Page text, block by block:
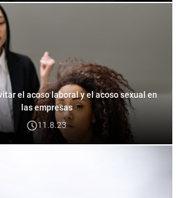
el acoso laboral y el acoso sexual en
las empresas
11.8.23